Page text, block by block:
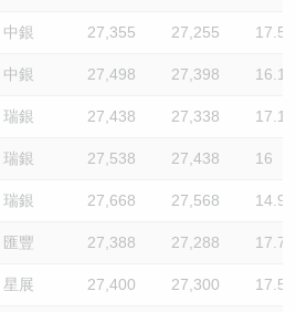
中銀 27,355 27,255 17.5
中銀 27,498 27,398 16.1
瑞銀 27,438 27,338 17.1
瑞銀 27,538 27,438 16
瑞銀 27,668 27,568 14.9
匯豐 27,388 27,288 17.7
星展 27,400 27,300 17.5